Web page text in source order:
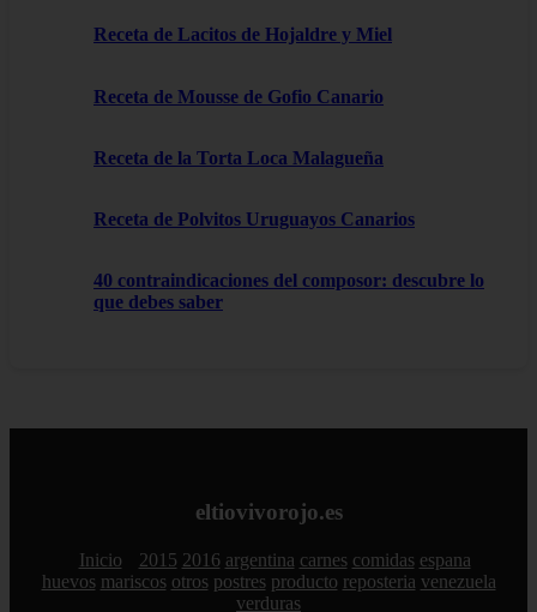
Receta de Lacitos de Hojaldre y Miel
Receta de Mousse de Gofio Canario
Receta de la Torta Loca Malagueña
Receta de Polvitos Uruguayos Canarios
40 contraindicaciones del composor: descubre lo
que debes saber
eltiovivorojo.es
Inicio 2015 2016 argentina carnes comidas espana
huevos mariscos otros postres producto reposteria venezuela
verduras